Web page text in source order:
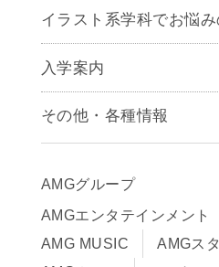
アニメーション学科
声優学科
イラスト系学科でお悩
入学案内
募集要項
早期出願制度・AOエ
入学までの流れ
学費サポート・各種制
学費について
その他・各種情報
アクセス
サイトポリシー
在校生・保護者の方へ
卒業生の皆様へ
AMGグループ
AMGエンタテインメント
AMG MUSIC
AMGス